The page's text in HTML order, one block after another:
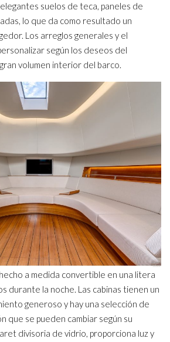
suelos de teca, paneles de
lo que da como resultado un
Los arreglos generales y el
según los deseos del
volumen interior del barco.
a medida convertible en una litera
durante la noche. Las cabinas tienen un
generoso y hay una selección de
que se pueden cambiar según su
divisoria de vidrio, proporciona luz y